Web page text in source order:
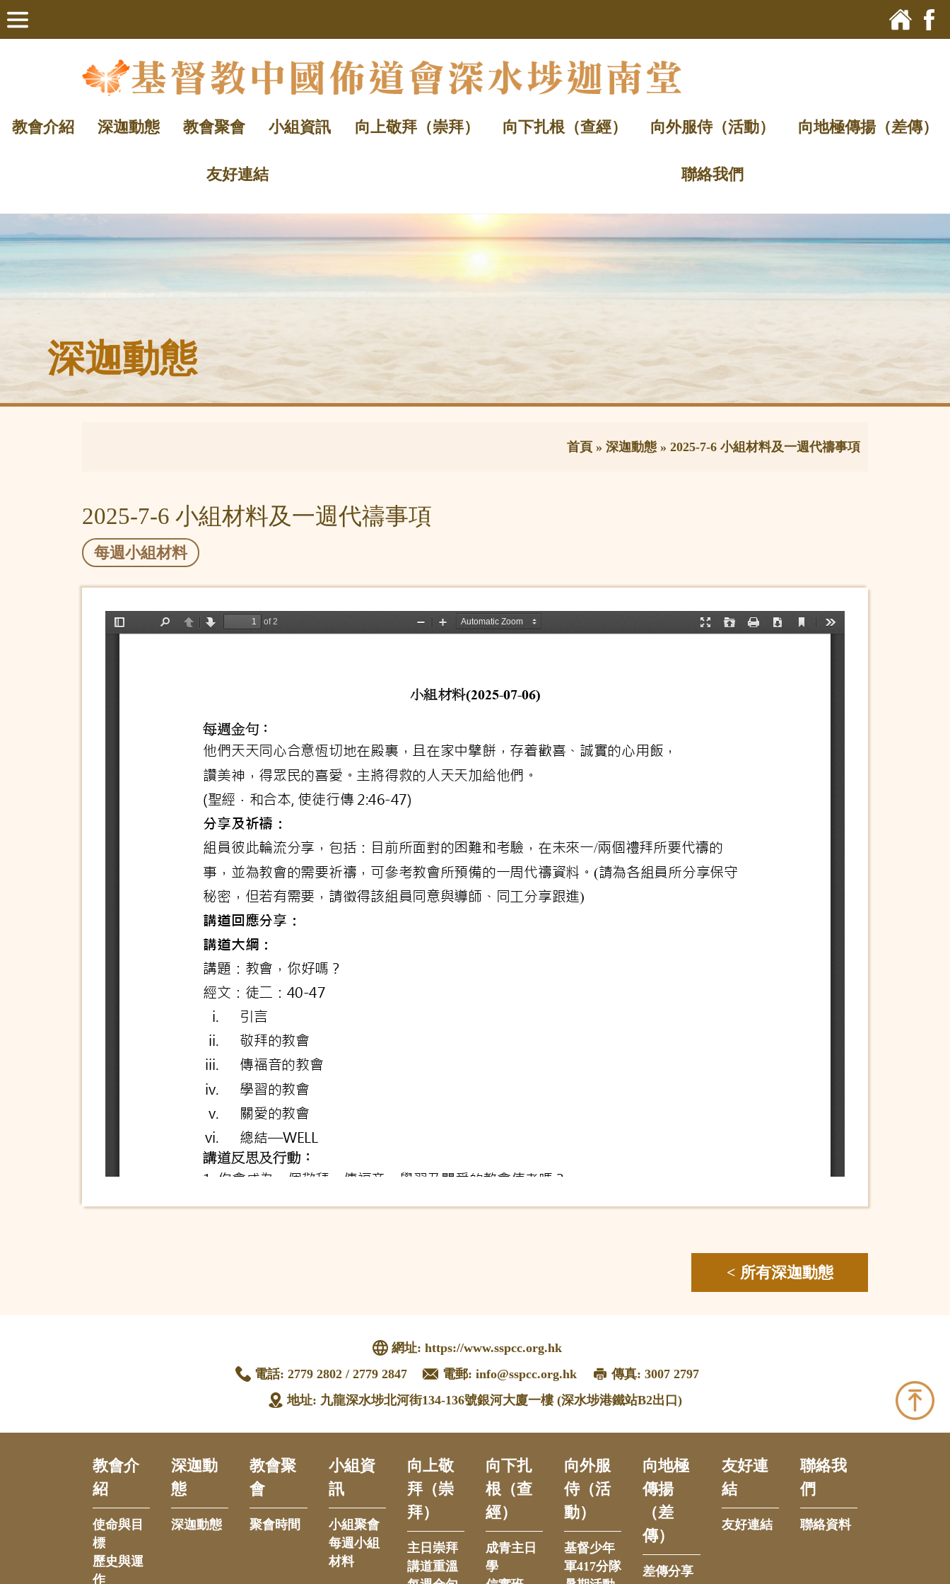
教會介紹 深迦動態 教會聚會 小組資訊 向上敬拜（崇拜） 向下扎根（查經） 向外服侍（活動） 向地極傳揚（差傳）
友好連結 聯絡我們
深迦動態
首頁 »深迦動態 »2025-7-6 小組材料及一週代禱事項
2025-7-6 小組材料及一週代禱事項
每週小組材料
< 所有深迦動態
網址:https://www.sspcc.org.hk
電話: 2779 2802 / 2779 2847 電郵: info@sspcc.org.hk
傳真: 3007 2797
地址: 九龍深水埗北河街134-136號銀河大廈一樓 (深水埗港鐵站B2出口)
教會介
紹
使命與目
標
歷史與運
作
深迦動
態
深迦動態
教會聚
會
聚會時間
小組資
訊
小組聚會
每週小組
材料
向上敬
拜（崇
拜）
主日崇拜
講道重溫
向下扎
根（查
經）
成青主日
學
向外服
侍（活
動）
基督少年
軍417分隊
向地極
傳揚
（差
傳）
差傳分享
友好連
結
友好連結
聯絡我
們
聯絡資料